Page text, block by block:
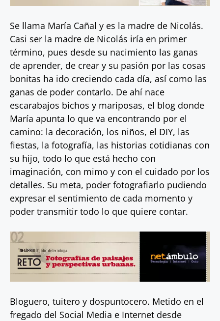
Se llama María Cañal y es la madre de Nicolás.
Casi ser la madre de Nicolás iría en primer
término, pues desde su nacimiento las ganas
de aprender, de crear y su pasión por las cosas
bonitas ha ido creciendo cada día, así como las
ganas de poder contarlo. De ahí nace
escarabajos bichos y mariposas, el blog donde
María apunta lo que va encontrando por el
camino: la decoración, los niños, el DIY, las
fiestas, la fotografía, las historias cotidianas con
su hijo, todo lo que está hecho con
imaginación, con mimo y con el cuidado por los
detalles. Su meta, poder fotografiarlo pudiendo
expresar el sentimiento de cada momento y
poder transmitir todo lo que quiere contar.
Bloguero, tuitero y dospuntocero. Metido en el
fregado del Social Media e Internet desde